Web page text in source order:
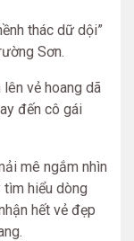
thác dữ dội”
Sơn.
vẻ hoang dã
đến cô gái
mê ngắm nhìn
tìm hiểu dòng
hết vẻ đẹp